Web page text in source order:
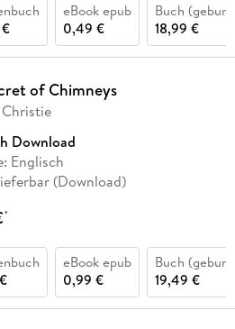
eBook epub
0,49 €
Buch
18,99 €
of Chimneys
Download
Englisch
(Download)
*
eBook epub
0,99 €
Buch
19,49 €